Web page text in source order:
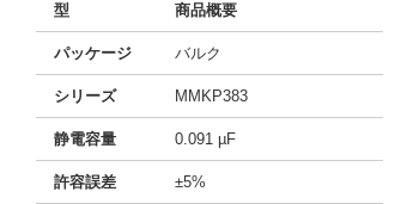
型 商品概要
パッケージ バルク
シリーズ MMKP383
静電容量 0.091 µF
許容誤差 ±5%